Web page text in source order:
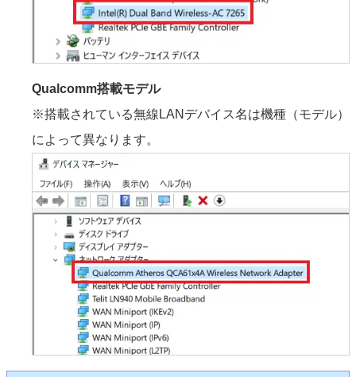
Qualcomm搭載モデル
※搭載されている無線LANデバイス名は機種（モデル）
によって異なります。